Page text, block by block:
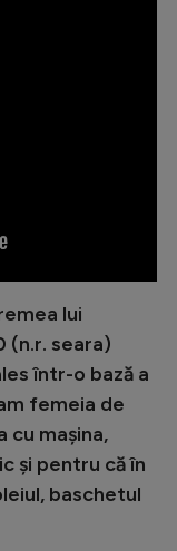
lui
(n.r. seara)
într-o bază a
femeia de
cu mașina,
și pentru că în
baschetul